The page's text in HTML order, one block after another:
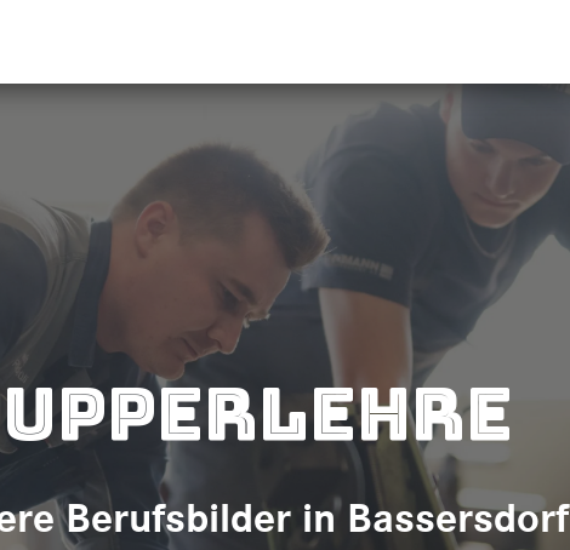
Berufsbilder in Bassersdorf